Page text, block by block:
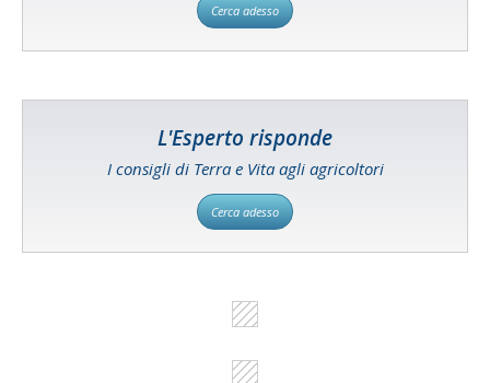
Cerca adesso
L'Esperto risponde
I consigli di Terra e Vita agli agricoltori
Cerca adesso